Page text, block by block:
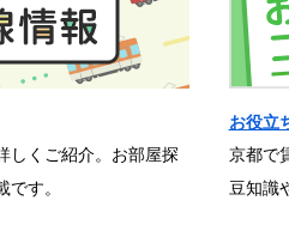
しくご紹介。お部屋探
す。
お役立
京都で
豆知識